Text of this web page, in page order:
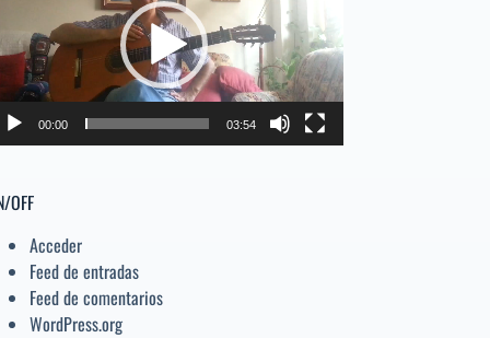
volumen.
00:00 03:54
OFF
Acceder
Feed de entradas
Feed de comentarios
WordPress.org